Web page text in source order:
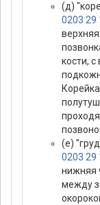
(д)
0203 29
кости,
(е)
0203 29
нижняя
между